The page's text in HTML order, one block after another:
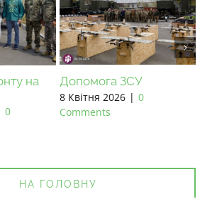
на
0
Допомога ЗСУ
8 Квітня 2026 | 0
Comments
НА ГОЛОВНУ